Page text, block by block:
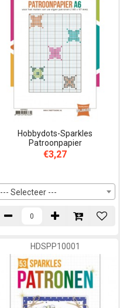
Hobbydots-Sparkles
Patroonpapier
€3,27
--- Selecteer ---
HDSPP10001